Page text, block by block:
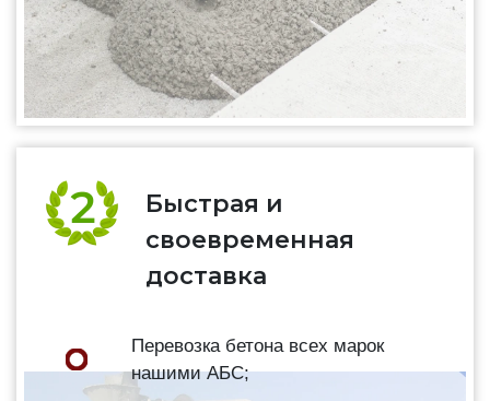
Быстрая и
своевременная
доставка
Перевозка бетона всех марок
нашими АБС;